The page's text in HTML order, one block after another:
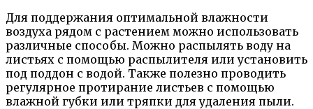
Для поддержания оптимальной влажности
воздуха рядом с растением можно использовать
различные способы. Можно распылять воду на
листьях с помощью распылителя или установить
под поддон с водой. Также полезно проводить
регулярное протирание листьев с помощью
влажной губки или тряпки для удаления пыли.